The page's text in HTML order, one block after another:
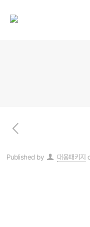
Published by 대웅패키지